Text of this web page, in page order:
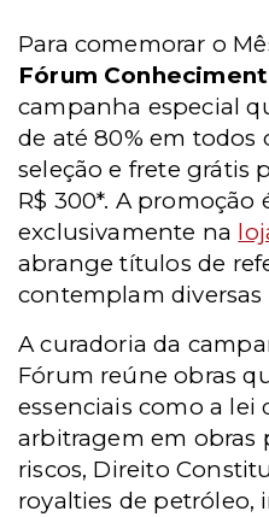
Para comemorar o
Fórum
campanha especial
de até 80% em todos
seleção e frete grátis
R$ 300*. A promoção
exclusivamente na
abrange títulos de
contemplam diversas
A curadoria da
Fórum reúne obras
essenciais como a lei
arbitragem em obras
riscos, Direito
royalties de petróleo,